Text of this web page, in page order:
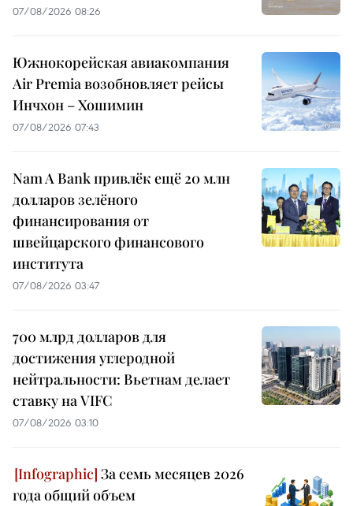
07/08/2026 08:26
Южнокорейская авиакомпания
Air Premia возобновляет рейсы
Инчхон – Хошимин
07/08/2026 07:43
Nam A Bank привлёк ещё 20 млн
долларов зелёного
финансирования от
швейцарского финансового
института
07/08/2026 03:47
700 млрд долларов для
достижения углеродной
нейтральности: Вьетнам делает
ставку на VIFC
07/08/2026 03:10
За семь месяцев 2026
года общий объем